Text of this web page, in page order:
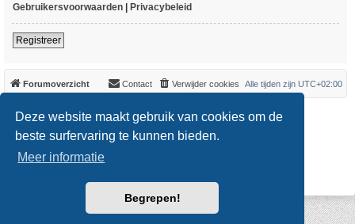
Deze website maakt gebruik van cookies om de
beste surfervaring te kunnen bieden.
Meer informatie
Begrepen!
Gebruikersvoorwaarden | Privacybeleid
Registreer
Forumoverzicht Alle tijden zijn UTC+02:00
Verwijder cookies
Contact
*Original Author:Brad Veryard
*Updated to 3.3.x by MannixMD
* Style version: 3.4.0
Powered by